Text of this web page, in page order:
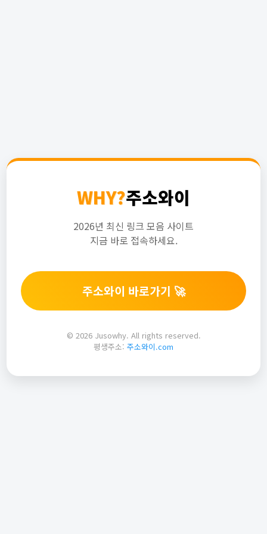
WHY?주소와이
2026년 최신 링크 모음 사이트
지금 바로 접속하세요.
주소와이 바로가기 🚀
© 2026 Jusowhy. All rights reserved.
평생주소: 주소와이.com